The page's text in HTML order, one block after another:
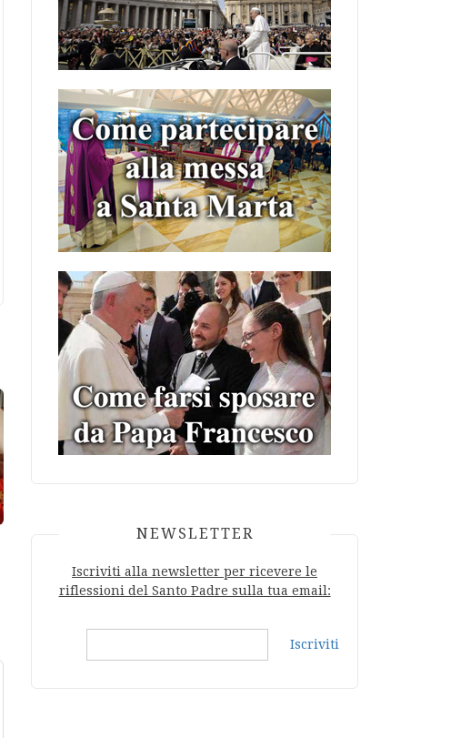
NEWSLETTER
Iscriviti alla newsletter per ricevere le
riflessioni del Santo Padre sulla tua email:
Iscriviti